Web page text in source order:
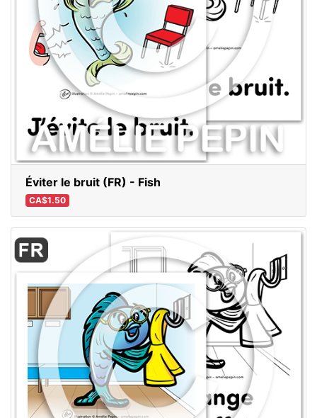
Éviter le bruit (FR) - Fish
CA$1.50